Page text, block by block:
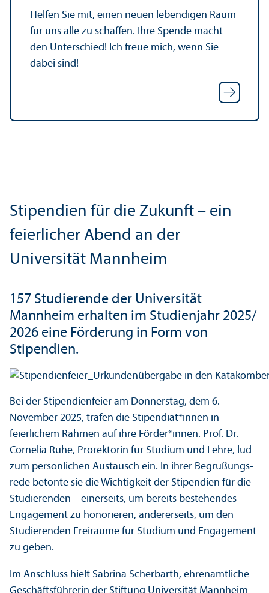
Helfen Sie mit, einen neuen lebendigen Raum
für uns alle zu schaffen. Ihre Spende macht
den Unter­schied! Ich freue mich, wenn Sie
dabei sind!
Stipendien für die Zukunft – ein
feierlicher Abend an der
Universität Mannheim
157 Studierende der Universität
Mannheim erhalten im Studien­jahr 2025/
2026 eine Förderung in Form von
Stipendien.
Bei der Stipendienfeier am Donnerstag, dem 6.
November 2025, trafen die Stipendiat*innen in
feierlichem Rahmen auf ihre Förder*innen. Prof. Dr.
Cornelia Ruhe, Prorektorin für Studium und Lehre, lud
zum persönlichen Austausch ein. In ihrer Begrüßungs­
rede betonte sie die Wichtigkeit der Stipendien für die
Studierenden – einerseits, um bereits bestehendes
Engagement zu honorieren, andererseits, um den
Studierenden Freiräume für Studium und Engagement
zu geben.
Im Anschluss hielt Sabrina Scherbarth, ehrenamtliche
Geschäfts­führerin der Stiftung Universität Mannheim